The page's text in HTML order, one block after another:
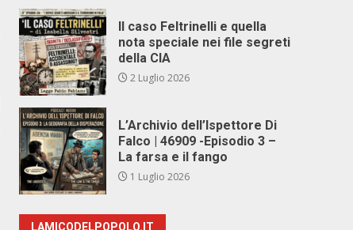
Il caso Feltrinelli e quella
nota speciale nei file segreti
della CIA
2 Luglio 2026
L’Archivio dell’Ispettore Di
Falco | 46909 -Episodio 3 –
La farsa e il fango
1 Luglio 2026
LAMICODELPOPOLO.IT